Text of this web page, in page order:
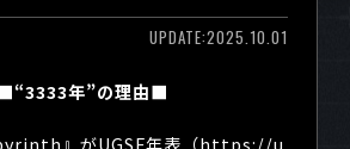
CHARACTERUPDATE:2025.10.01
年”の理由■
』がUGSF年表（https://u